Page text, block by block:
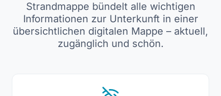
Strandmappe bündelt alle wichtigen
Informationen zur Unterkunft in einer
übersichtlichen digitalen Mappe – aktuell,
zugänglich und schön.